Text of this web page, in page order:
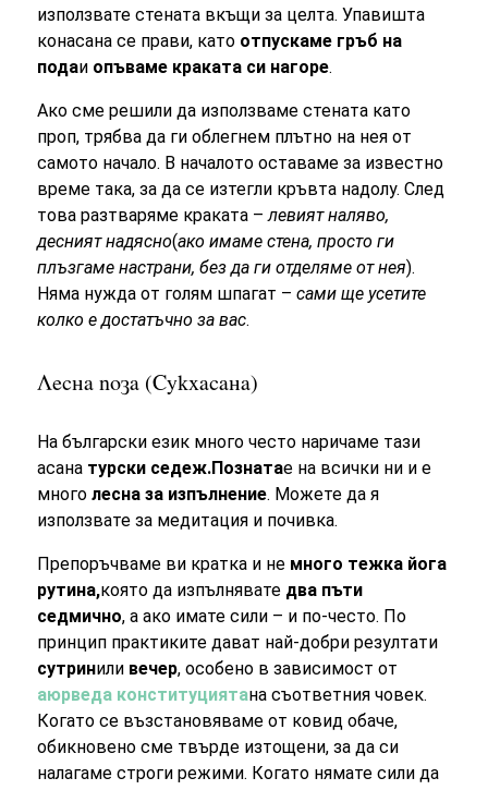
използвате стената вкъщи за целта. Упавишта
конасана се прави, като отпускаме гръб на
подаи опъваме краката си нагоре.
Ако сме решили да използваме стената като
проп, трябва да ги облегнем плътно на нея от
самото начало. В началото оставаме за известно
време така, за да се изтегли кръвта надолу. След
това разтваряме краката –левият наляво,
десният надясно(ако имаме стена, просто ги
плъзгаме настрани, без да ги отделяме от нея).
Няма нужда от голям шпагат –сами ще усетите
колко е достатъчно за вас.
Лесна поза (Сукхасана)
На български език много често наричаме тази
асана турски седеж.Познатае на всички ни и е
многолесна за изпълнение. Можете да я
използвате за медитация и почивка.
Препоръчваме ви кратка и не много тежка йога
рутина,която да изпълнявате два пъти
седмично, а ако имате сили – и по-често. По
принцип практиките дават най-добри резултати
сутринили вечер, особено в зависимост от
аюрведа конституциятана съответния човек.
Когато се възстановяваме от ковид обаче,
обикновено сме твърде изтощени, за да си
налагаме строги режими. Когато нямате сили да